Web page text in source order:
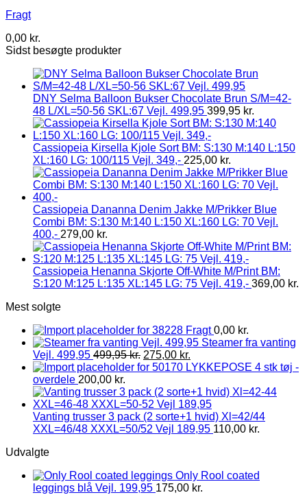
Fragt
0,00 kr.
Sidst besøgte produkter
DNY Selma Balloon Bukser Chocolate Brun S/M=42-
48 L/XL=50-56 SKL:67 Vejl. 499,95 399,95 kr.
Cassiopeia Kirsella Kjole Sort BM: S:130 M:140 L:150
XL:160 LG: 100/115 Vejl. 349,- 225,00 kr.
Cassiopeia Dananna Denim Jakke M/Prikker Blue
Combi BM: S:130 M:140 L:150 XL:160 LG: 70 Vejl.
400,- 279,00 kr.
Cassiopeia Henanna Skjorte Off-White M/Print BM:
S:120 M:125 L:135 XL:145 LG: 75 Vejl. 419,- 369,00 kr.
Mest solgte
Fragt 0,00 kr.
Steamer fra vanting
Vejl. 499,95 499,95kr. 275,00 kr.
LYKKEPOSE 4 stk tøj -
overdele 200,00 kr.
Vanting trusser 3 pack (2 sorte+1 hvid) Xl=42/44
XXL=46/48 XXXL=50/52 Vejl 189,95 110,00 kr.
Udvalgte
Only Rool coated
leggings blå Vejl. 199,95 175,00 kr.